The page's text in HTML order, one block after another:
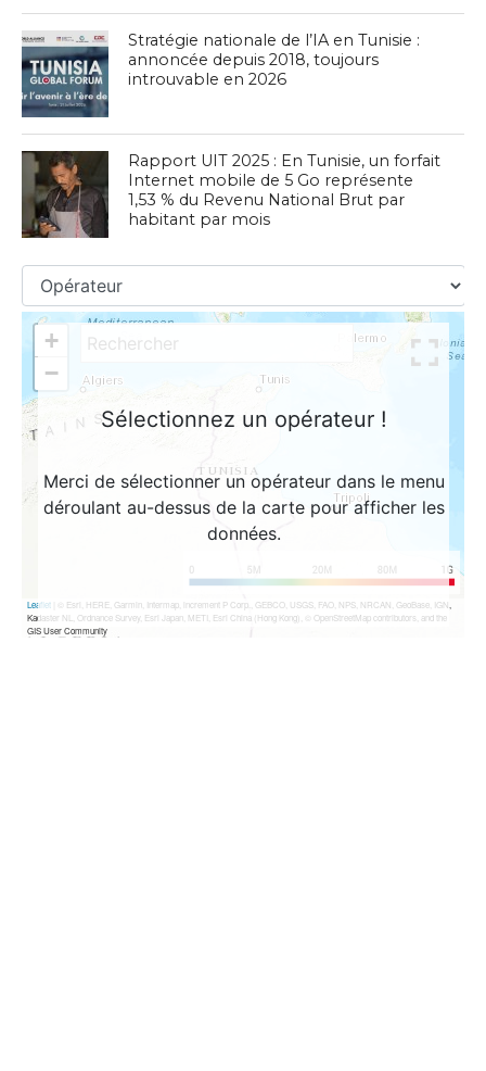
Stratégie nationale de l’IA en Tunisie :
annoncée depuis 2018, toujours
introuvable en 2026
Rapport UIT 2025 : En Tunisie, un forfait
Internet mobile de 5 Go représente
1,53 % du Revenu National Brut par
habitant par mois